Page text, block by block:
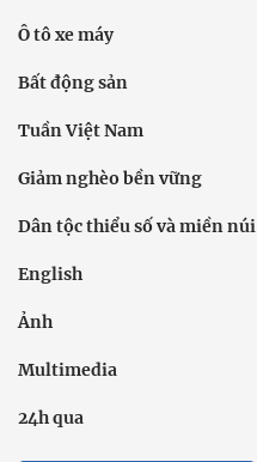
Ô tô xe máy
Bất động sản
Tuần Việt Nam
Giảm nghèo bền vững
Dân tộc thiểu số và miền núi
English
Ảnh
Multimedia
24h qua